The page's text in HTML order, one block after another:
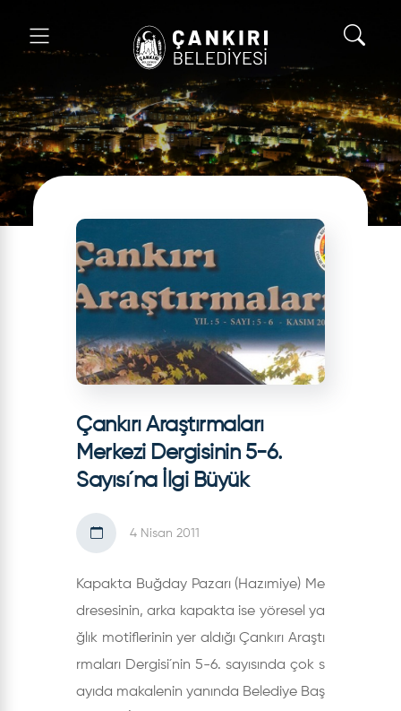
Çankırı Araştırmaları
Merkezi Dergisinin 5-6.
Sayısı´na İlgi Büyük
4 Nisan 2011
Kapakta Buğday Pazarı (Hazımiye) Me
dresesinin, arka kapakta ise yöresel ya
ğlık motiflerinin yer aldığı Çankırı Araştı
rmaları Dergisi´nin 5-6. sayısında çok s
ayıda makalenin yanında Belediye Baş